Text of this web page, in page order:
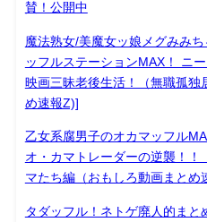
賛！公開中
魔法熟女/美魔女ッ娘メグみみち
ッフルステーションMAX！ ニ
映画三昧老後生活！（無職孤独
め速報Z)]
乙女系腐男子のオカマッフル
オ・カマトレーダーの逆襲！
マたち編（おもしろ動画まとめ
タダッフル！ネトゲ廃人的まと